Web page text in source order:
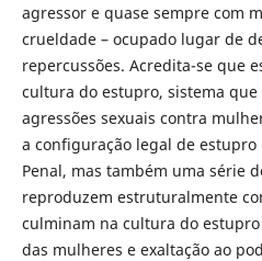
agressor e quase sempre com
crueldade – ocupado lugar de
repercussões. Acredita-se que
cultura do estupro, sistema
agressões sexuais contra
a configuração legal de
Penal, mas também uma série
reproduzem estruturalmente
culminam na cultura do
das mulheres e exaltação ao